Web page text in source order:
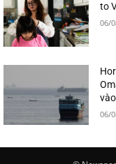
to
06/
06/